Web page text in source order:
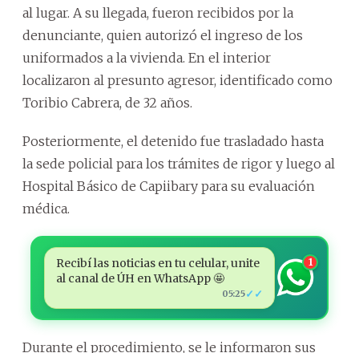
al lugar. A su llegada, fueron recibidos por la
denunciante, quien autorizó el ingreso de los
uniformados a la vivienda. En el interior
localizaron al presunto agresor, identificado como
Toribio Cabrera, de 32 años.
Posteriormente, el detenido fue trasladado hasta
la sede policial para los trámites de rigor y luego al
Hospital Básico de Capiibary para su evaluación
médica.
Recibí las noticias en tu celular, unite
al canal de ÚH en WhatsApp 🤩
05:25✓✓
1
Durante el procedimiento, se le informaron sus